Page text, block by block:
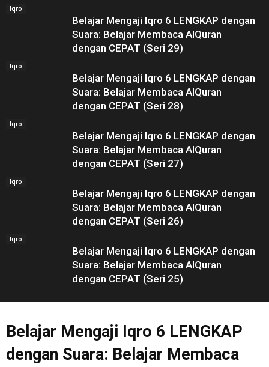
Iqro
Belajar Mengaji Iqro 6 LENGKAP dengan
Suara: Belajar Membaca AlQuran
dengan CEPAT (Seri 29)
Iqro
Belajar Mengaji Iqro 6 LENGKAP dengan
Suara: Belajar Membaca AlQuran
dengan CEPAT (Seri 28)
Iqro
Belajar Mengaji Iqro 6 LENGKAP dengan
Suara: Belajar Membaca AlQuran
dengan CEPAT (Seri 27)
Iqro
Belajar Mengaji Iqro 6 LENGKAP dengan
Suara: Belajar Membaca AlQuran
dengan CEPAT (Seri 26)
Iqro
Belajar Mengaji Iqro 6 LENGKAP dengan
Suara: Belajar Membaca AlQuran
dengan CEPAT (Seri 25)
Belajar Mengaji Iqro 6 LENGKAP
dengan Suara: Belajar Membaca